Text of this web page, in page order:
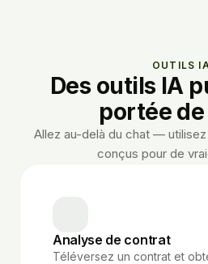
OUTILS
Des outils IA
portée
Allez au-delà du chat —
conçus pour de
Analyse de contrat
Téléversez un contrat et